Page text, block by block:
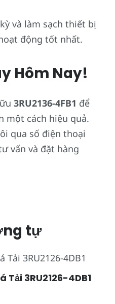
và làm sạch thiết bị
động tốt nhất.
Hôm Nay!
3RU2136-4FB1 để
một cách hiệu quả.
qua số điện thoại
vấn và đặt hàng
tự
Tải 3RU2126-4DB1